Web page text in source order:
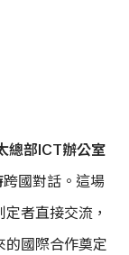
總部ICT辦公室
跨國對話。這場
者直接交流，
的國際合作奠定